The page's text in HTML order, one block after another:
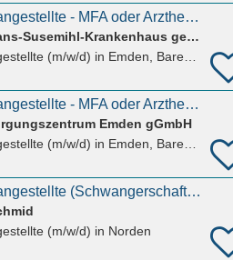
Medizinische Fachangestellte - MFA oder Arzthelferin (m/w/d)
Klinikum Emden - Hans-Susemihl-Krankenhaus gemeinnützige GmbH
(m/w/d) in Emden, Barenburg
Medizinische Fachangestellte - MFA oder Arzthelferin (m/w/d)
Emden gGmbH
(m/w/d) in Emden, Barenburg
Medizinische Fachangestellte (Schwangerschaftsvertretung) (m/w/d)
(m/w/d) in Norden